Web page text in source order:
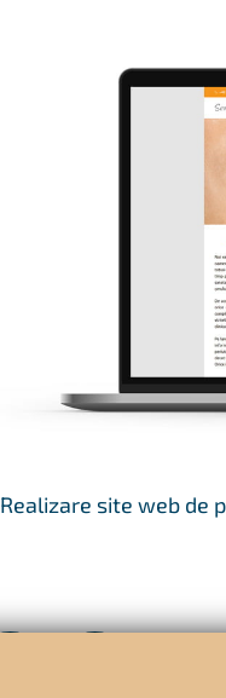
Realizare site web de